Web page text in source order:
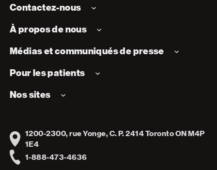
Contactez-nous
À propos de nous
Médias et communiqués de presse
Pour les patients
Nos sites
Address
1200-2300, rue Yonge, C. P. 2414 Toronto ON M4P
1E4
1-888-473-4636